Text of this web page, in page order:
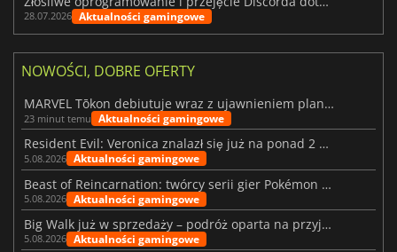
28.07.2026 Aktualności gamingowe
NOWOŚCI, DOBRE OFERTY
MARVEL Tōkon debiutuje wraz z ujawnieniem planu rozwoju na pierwszy rok
23 minut temu Aktualności gamingowe
Resident Evil: Veronica znalazł się już na ponad 2 milionach list życzeń
5.08.2026 Aktualności gamingowe
Beast of Reincarnation: twórcy serii gier Pokémon wkraczają na nową ścieżkę
5.08.2026 Aktualności gamingowe
Big Walk już w sprzedaży – podróż oparta na przyjaźni
5.08.2026 Aktualności gamingowe